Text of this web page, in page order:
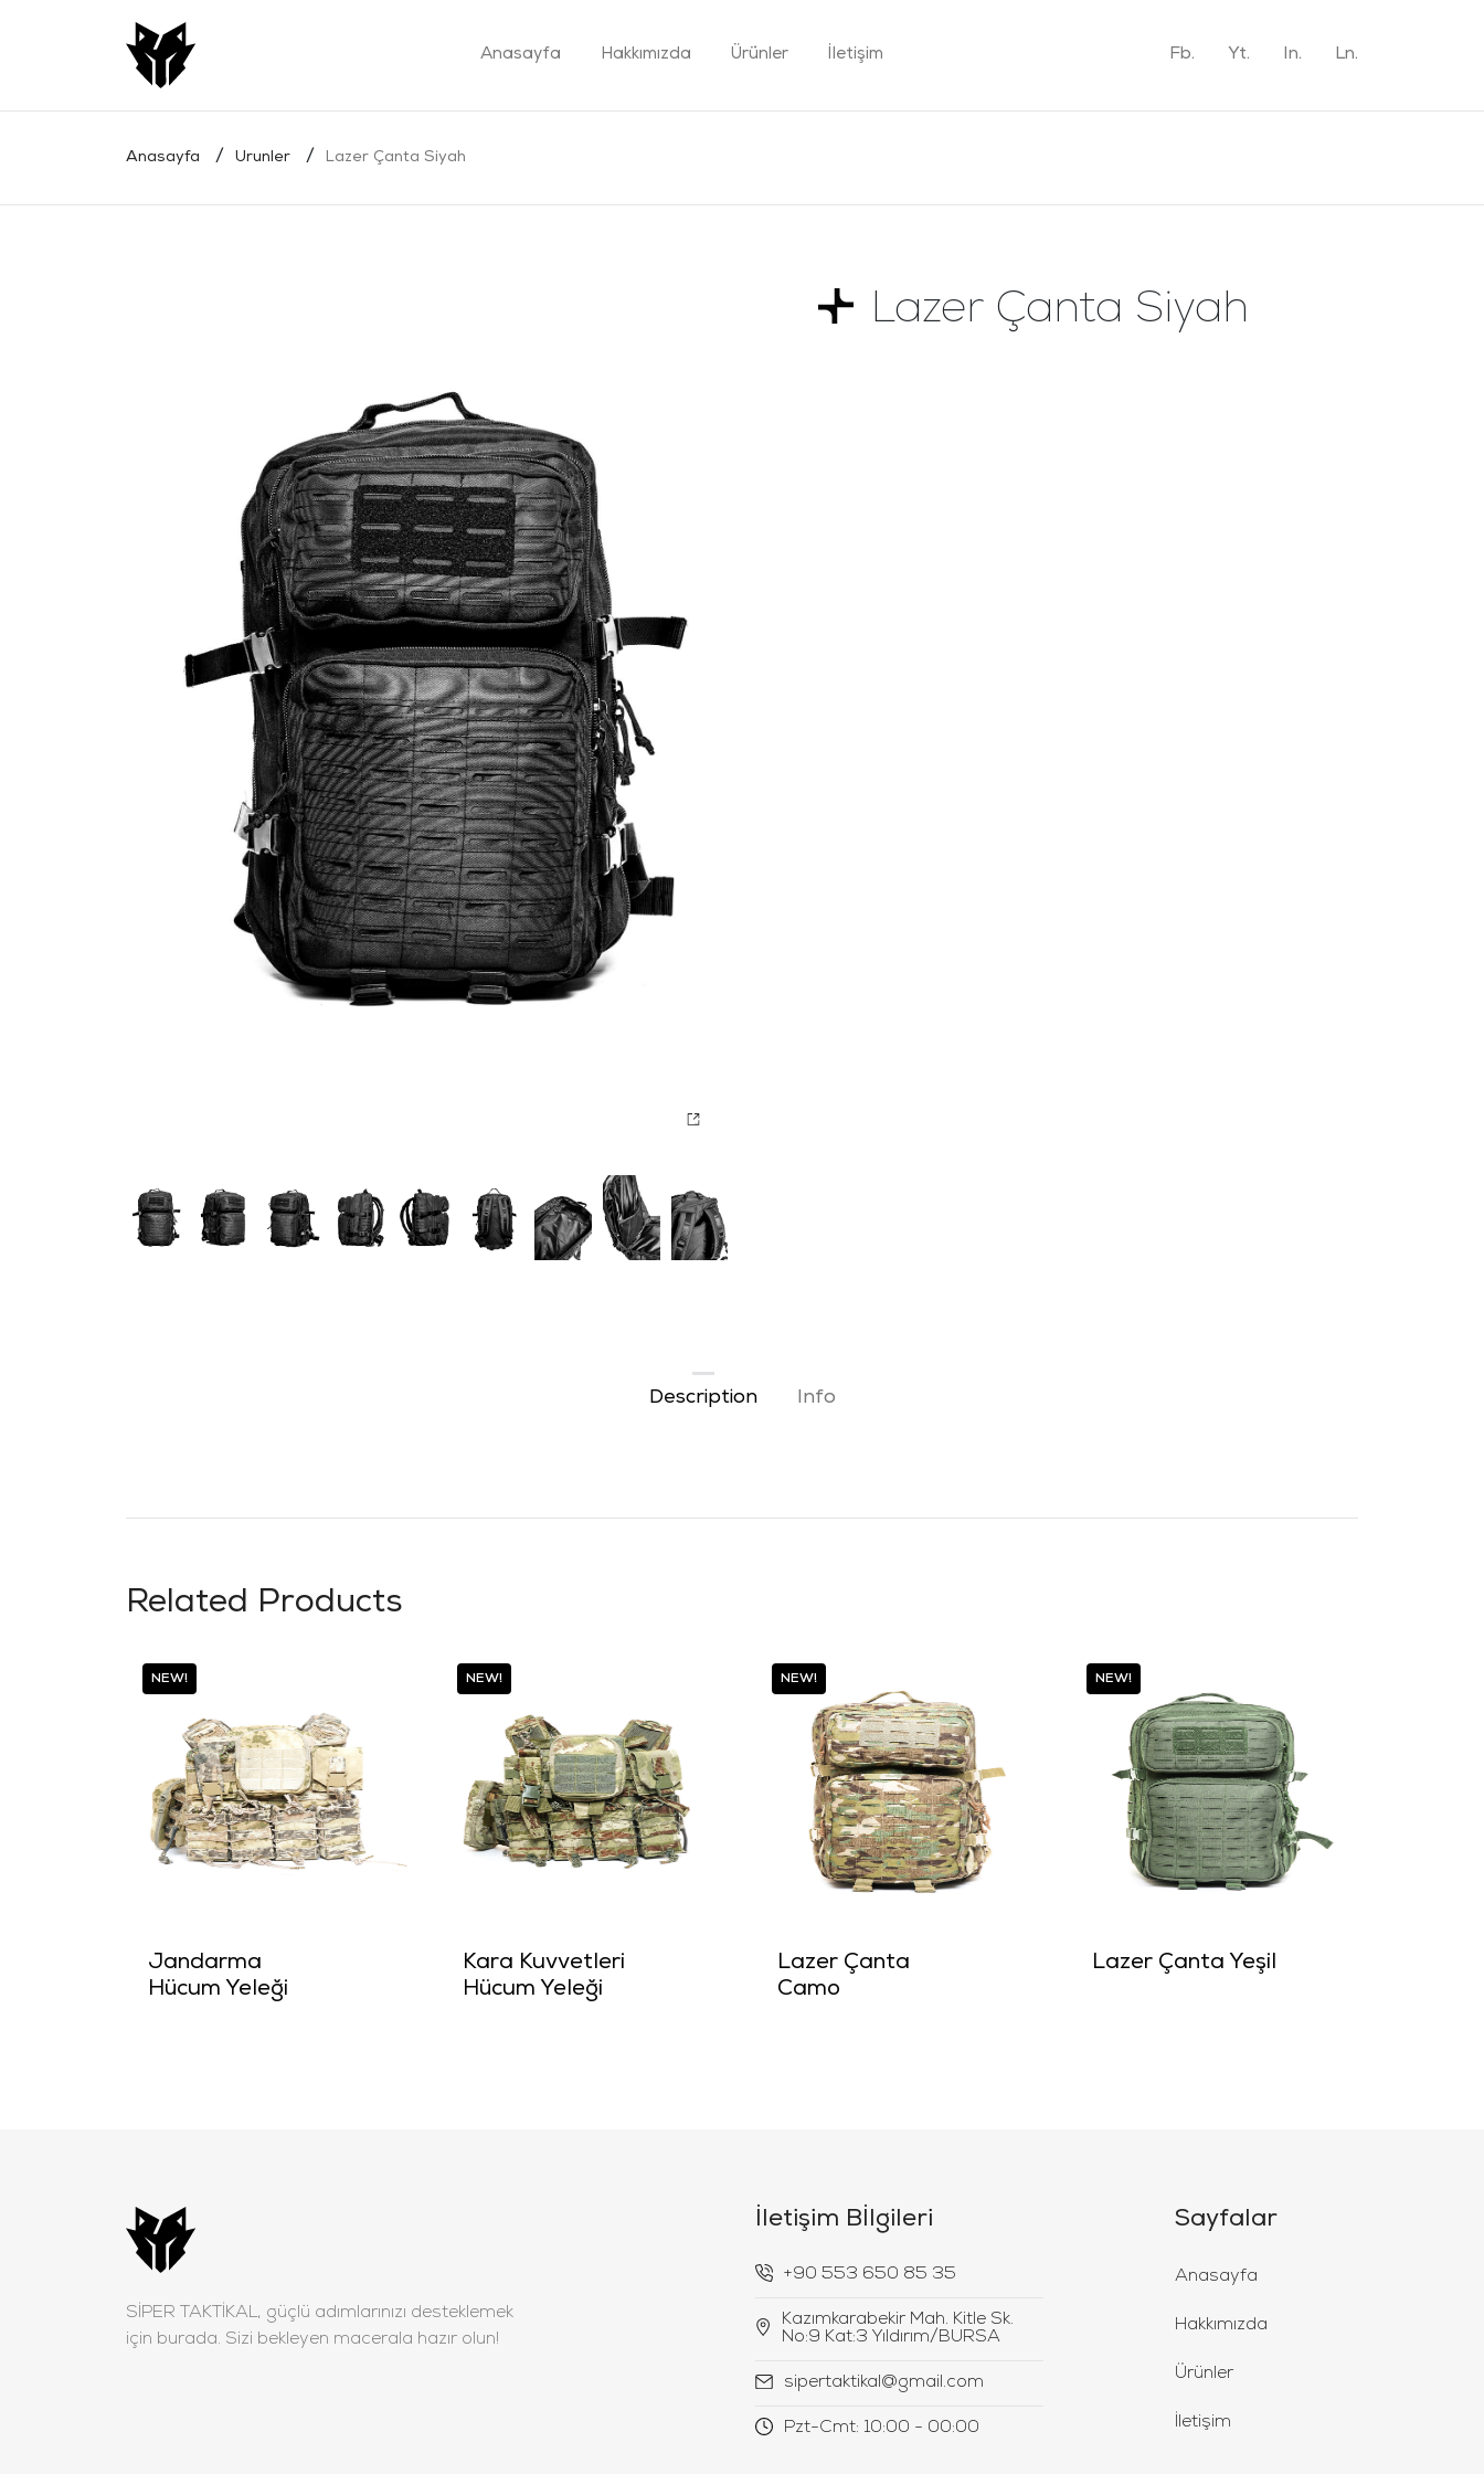
Anasayfa Hakkımızda Ürünler İletişim Fb. Yt. In. Ln.
Anasayfa Urunler Lazer Çanta Siyah
Lazer Çanta Siyah
Description Info
Related Products
NEW!
Jandarma
Hücum Yeleği
NEW!
Kara Kuvvetleri
Hücum Yeleği
NEW!
Lazer Çanta
Camo
NEW!
Lazer Çanta Yeşil
SİPER TAKTİKAL, güçlü adımlarınızı desteklemek
için burada. Sizi bekleyen macerala hazır olun!
İletişim Bİlgileri
‪+90 553 650 85 35‬
Kazımkarabekir Mah. Kitle Sk.
No:9 Kat:3 Yıldırım/BURSA
sipertaktikal@gmail.com
Pzt-Cmt: 10:00 - 00:00
Sayfalar
Anasayfa
Hakkımızda
Ürünler
İletişim